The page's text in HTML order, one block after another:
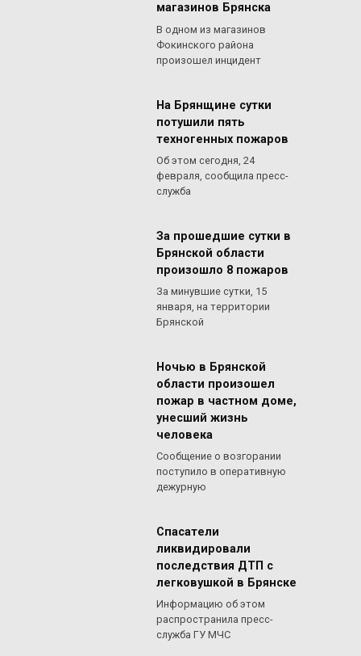
магазинов Брянска
В одном из магазинов
Фокинского района
произошел инцидент
На Брянщине сутки
потушили пять
техногенных пожаров
Об этом сегодня, 24
февраля, сообщила пресс-
служба
За прошедшие сутки в
Брянской области
произошло 8 пожаров
За минувшие сутки, 15
января, на территории
Брянской
Ночью в Брянской
области произошел
пожар в частном доме,
унесший жизнь
человека
Сообщение о возгорании
поступило в оперативную
дежурную
Спасатели
ликвидировали
последствия ДТП с
легковушкой в Брянске
Информацию об этом
распространила пресс-
служба ГУ МЧС